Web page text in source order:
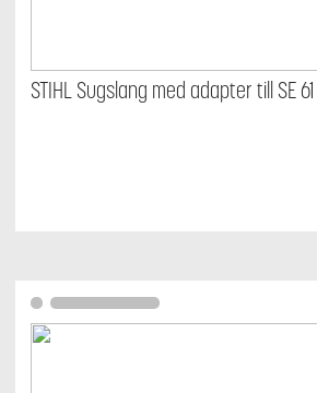
STIHL Sugslang med adapter till SE